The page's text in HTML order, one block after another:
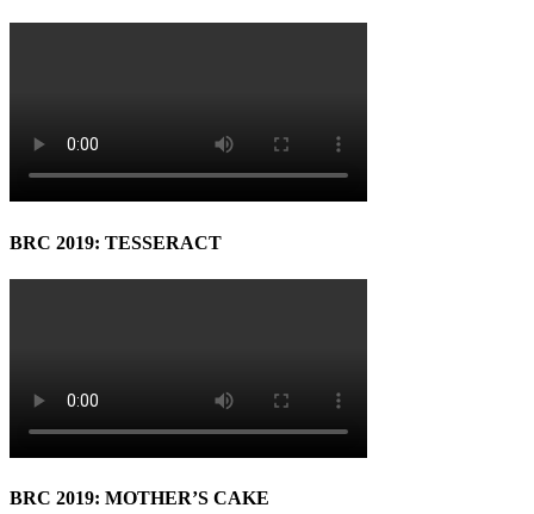
BRC 2019: TESSERACT
BRC 2019: MOTHER’S CAKE